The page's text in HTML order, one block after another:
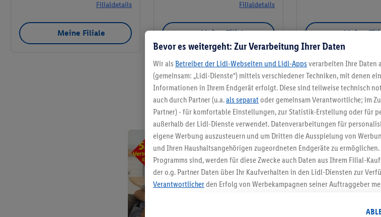
Filialdetails
Meine Filiale
Filialdetails
Meine Filiale Meine
Meine Filiale
5.95 €
Jetzt
Bevor es weitergeht: Zur Verarbeitung Ihrer Daten
Wir als Betreiber der Lidl-Webseiten und Lidl-Apps verarbeiten Ihre Daten
(gemeinsam: „Lidl-Dienste“) mittels verschiedener Techniken, mit denen
Informationen in Ihrem Endgerät erfolgt. Diese sind teilweise technisch
auch durch Partner (u.a.als separat oder gemeinsam Verantwortliche; im
Partner) - für komfortable Einstellungen, zur Statistik-Erstellung oder für
außerhalb der Lidl-Dienste verwendet. Datenverarbeitungen für
eigene Werbung auszusteuern und um Dritten die Ausspielung von
und Ihren Haushaltsangehörigen zugeordneten Endgeräte zu ermöglichen.
Programms sind, werden für diese Zwecke auch Daten aus Ihrem Filial-
der o.g. Partner Daten über Ihr Kaufverhalten in den Lidl-Diensten zur
Verantwortlicherden Erfolg von Werbekampagnen seiner Auftraggeber
angereicherten Profilen. Dies umfasst die Zusammenführung von Daten